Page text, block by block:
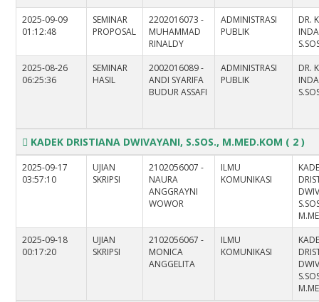
2025-09-09
01:12:48
SEMINAR
PROPOSAL
2202016073 -
MUHAMMAD
RINALDY
ADMINISTRASI
PUBLIK
DR.
2025-08-26
06:25:36
SEMINAR
HASIL
2002016089 -
ANDI SYARIFA
BUDUR ASSAFI
ADMINISTRASI
PUBLIK
DR.
KADEK DRISTIANA DWIVAYANI, S.SOS., M.MED.KOM ( 2 )
2025-09-17
03:57:10
UJIAN
SKRIPSI
2102056007 -
NAURA
ANGGRAYNI
WOWOR
ILMU
KOMUNIKASI
2025-09-18
00:17:20
UJIAN
SKRIPSI
2102056067 -
MONICA
ANGGELITA
ILMU
KOMUNIKASI